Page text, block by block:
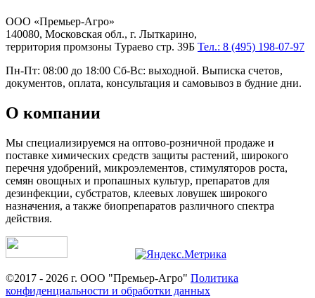
ООО «Премьер-Агро»
140080, Московская обл., г. Лыткарино,
территория промзоны Тураево стр. 39Б Тел.: 8 (495) 198-07-97
Пн-Пт: 08:00 до 18:00 Сб-Вс: выходной. Выписка счетов,
документов, оплата, консультация и самовывоз в будние дни.
О компании
Мы специализируемся на оптово-розничной продаже и
поставке химических средств защиты растений, широкого
перечня удобрений, микроэлементов, стимуляторов роста,
семян овощных и пропашных культур, препаратов для
дезинфекции, субстратов, клеевых ловушек широкого
назначения, а также биопрепаратов различного спектра
действия.
©2017 - 2026 г. ООО "Премьер-Агро" Политика
конфиденциальности и обработки данных